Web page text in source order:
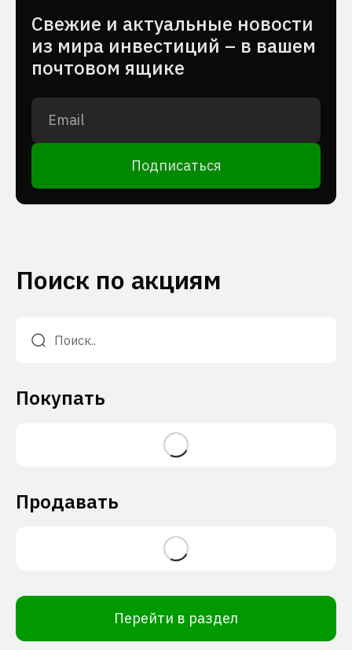
Cвежие и актуальные новости
из мира инвестиций – в вашем
почтовом ящике
Подписаться
Поиск по акциям
Покупать
Продавать
Перейти в раздел